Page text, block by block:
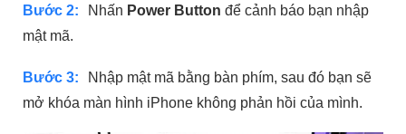
Bước 2: Nhấn Power Button để cảnh báo bạn nhập
mật mã.
Bước 3:
Nhập mật mã bằng bàn phím, sau đó bạn sẽ
mở khóa màn hình iPhone không phản hồi của mình.